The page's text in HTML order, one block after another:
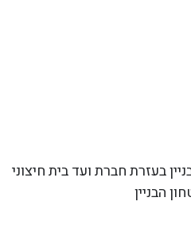
בעזרת חברת ועד בית חיצוני
הבניין